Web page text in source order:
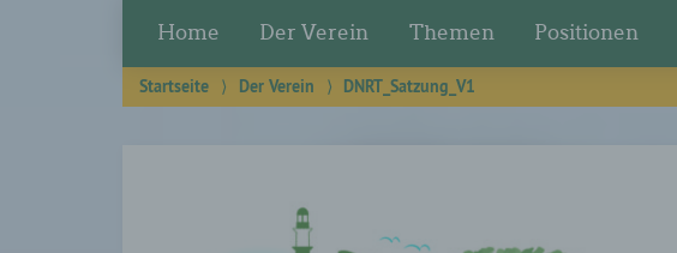
Home Der Verein Themen Positionen
Startseite ⟩ Der Verein ⟩ DNRT_Satzung_V1